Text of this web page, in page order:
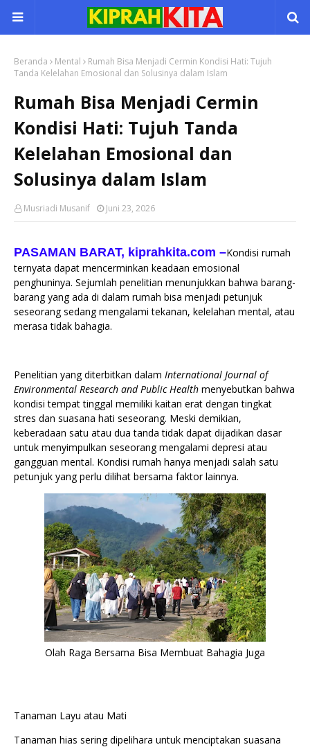
Beranda Mental
Rumah Bisa Menjadi Cermin Kondisi Hati: Tujuh
Tanda Kelelahan Emosional dan Solusinya dalam Islam
Rumah Bisa Menjadi Cermin
Kondisi Hati: Tujuh Tanda
Kelelahan Emosional dan
Solusinya dalam Islam
Musriadi Musanif Juni 23, 2026
PASAMAN BARAT, kiprahkita.com –Kondisi rumah
ternyata dapat mencerminkan keadaan emosional
penghuninya. Sejumlah penelitian menunjukkan bahwa barang-
barang yang ada di dalam rumah bisa menjadi petunjuk
seseorang sedang mengalami tekanan, kelelahan mental, atau
merasa tidak bahagia.
Penelitian yang diterbitkan dalam International Journal of
Environmental Research and Public Health menyebutkan bahwa
kondisi tempat tinggal memiliki kaitan erat dengan tingkat
stres dan suasana hati seseorang. Meski demikian,
keberadaan satu atau dua tanda tidak dapat dijadikan dasar
untuk menyimpulkan seseorang mengalami depresi atau
gangguan mental. Kondisi rumah hanya menjadi salah satu
petunjuk yang perlu dilihat bersama faktor lainnya.
Olah Raga Bersama Bisa Membuat Bahagia Juga
Tanaman Layu atau Mati
Tanaman hias sering dipelihara untuk menciptakan suasana